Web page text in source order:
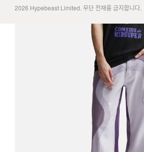
2026 Hypebeast Limited. 무단 전재를 금지합니다.